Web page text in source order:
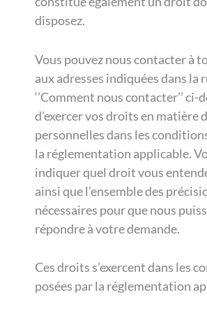
disposez.
Vous pouvez nous contacter à
aux adresses indiquées dans la
‘’Comment nous contacter’’ ci-
d’exercer vos droits en matière
personnelles dans les
la réglementation applicable.
indiquer quel droit vous
ainsi que l’ensemble des
nécessaires pour que nous
répondre à votre demande.
Ces droits s’exercent dans les
posées par la réglementation